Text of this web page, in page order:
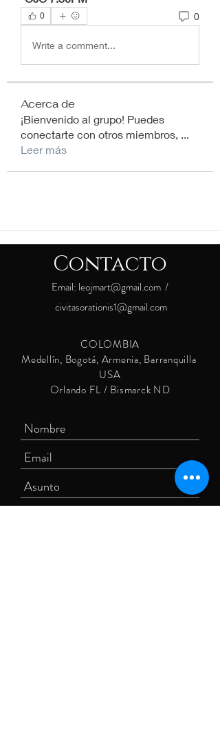
0 0
Write a comment...
Acerca de
¡Bienvenido al grupo! Puedes
conectarte con otros miembros, ...
Leer más
Contacto
Email: leojmart@gmail.com /
civitasorationis1@gmail.com
COLOMBIA
Medellín, Bogotá, Armenia, Barranquilla
USA
Orlando FL / Bismarck ND